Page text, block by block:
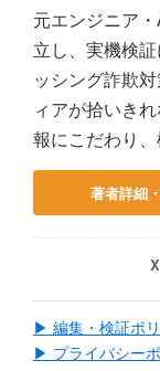
元エンジニア
立し、実機検
ッシング詐欺
ィアが拾いき
報にこだわり、
著者詳細
X
▶ 編集・検証ポ
▶ プライバシー